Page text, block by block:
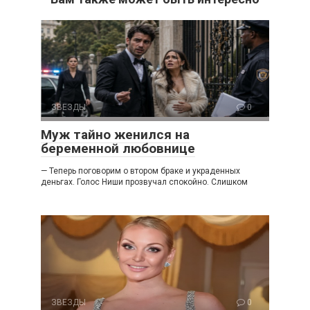
ЗВЕЗДЫ 0
Муж тайно женился на
беременной любовнице
— Теперь поговорим о втором браке и украденных
деньгах. Голос Ниши прозвучал спокойно. Слишком
ЗВЕЗДЫ 0